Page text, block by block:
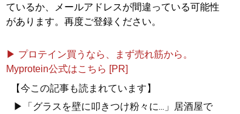
ているか、メールアドレスが間違っている可能性
があります。再度ご登録ください。
▶ プロテイン買うなら、まず売れ筋から。
Myprotein公式はこちら [PR]
【今この記事も読まれています】
▶「グラスを壁に叩きつけ粉々に...」居酒屋で